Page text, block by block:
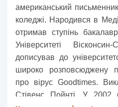
американський
коледжі. Народився в
отримав ступінь
Університеті
дописував до
широко розповсюджену
про вірус Goodtimes.
Стівенс Пойнті. У 2002